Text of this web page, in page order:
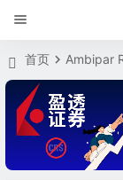
首页 Ambipar